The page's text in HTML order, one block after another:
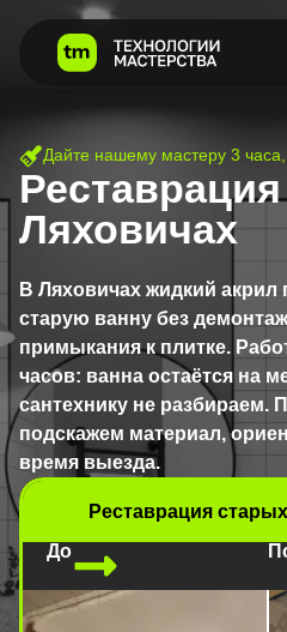
Дайте нашему мастеру 3 часа,
Ляховичах
В Ляховичах жидкий акрил
старую ванну без
примыкания к плитке.
часов: ванна остаётся на
сантехнику не разбираем.
подскажем материал,
время выезда.
Реставрация
До